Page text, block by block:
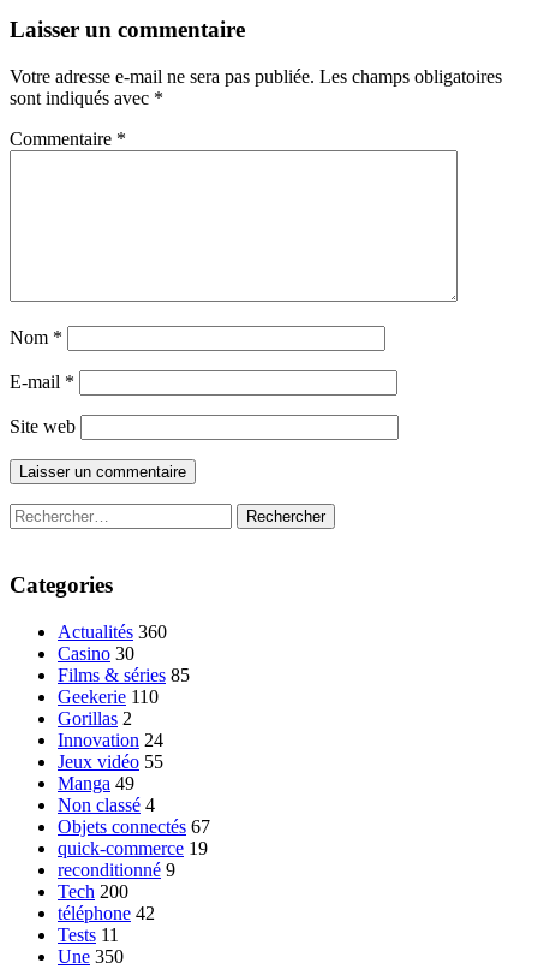
Laisser un commentaire
Votre adresse e-mail ne sera pas publiée. Les champs obligatoires
sont indiqués avec *
Commentaire *
Nom *
E-mail *
Site web
Rechercher :
Categories
Actualités 360
Casino 30
Films & séries 85
Geekerie 110
Gorillas 2
Innovation 24
Jeux vidéo 55
Manga 49
Non classé 4
Objets connectés 67
quick-commerce 19
reconditionné 9
Tech 200
téléphone 42
Tests 11
Une 350